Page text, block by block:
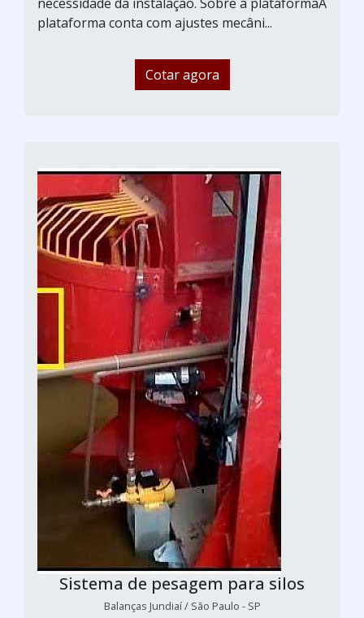
plataforma conta com ajustes mecâni...
Cotar agora
Sistema de pesagem para silos
Balanças Jundiaí / São Paulo - SP